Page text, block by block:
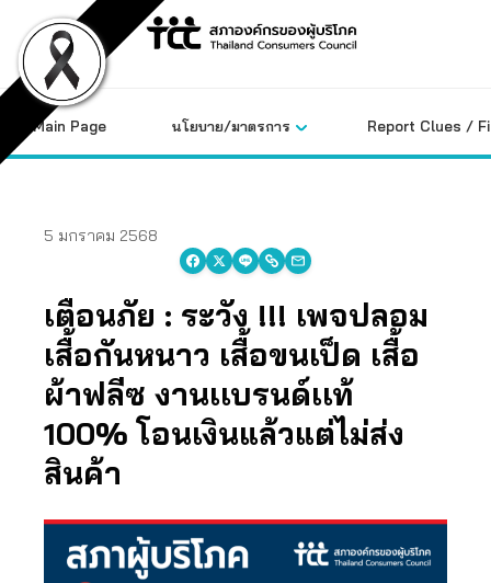
content
Main Page นโยบาย/มาตรการ Report Clues /
5 มกราคม 2568
เตือนภัย : ระวัง !!! เพจปลอม
เสื้อกันหนาว เสื้อขนเป็ด เสื้อ
ผ้าฟลีซ งานเเบรนด์เเท้
100%โอนเงินแล้วแต่ไม่ส่ง
สินค้า